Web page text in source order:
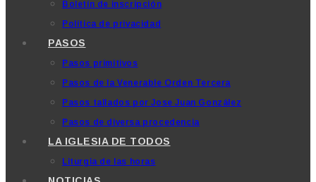
Boletín de inscripción
Política de privacidad
PASOS
Pasos primitivos
Pasos de la Venerable Orden Tercera
Pasos tallados por Jose Juan González
Pasos de diversa procedencia
LA IGLESIA DE TODOS
Liturgia de las horas